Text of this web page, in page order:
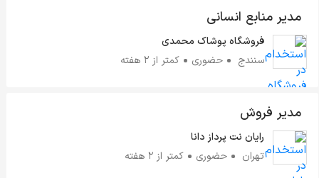
مدیر منابع انسانی
فروشگاه پوشاک محمدی
سنندج
حضوری کمتر از ۲ هفته
مدیر فروش
رایان نت پرداز دانا
تهران
حضوری کمتر از ۲ هفته